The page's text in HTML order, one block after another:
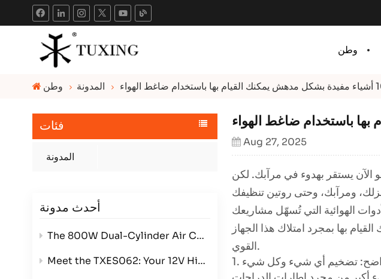
وطن
وطن المدونة
فئات
المدونة
أحدث مدونة
The 800W Dual-Cylinder Air Compressor: Power, Efficiency, and Versatility in One Compact Package
Meet the TXES062: Your 12V High-Pressure Powerhouse
Aug 27, 2025
الآن يستقر بهدوء في مرآبك. لكن
الهوائية التي تُسهّل مشاريعك
بها بمجرد امتلاك هذا الجهاز
القوي.
الواضح: تضخيم أي شيء وكل شيء